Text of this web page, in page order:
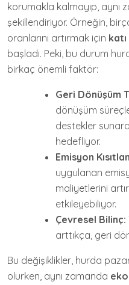
korumakla kalmayıp, aynı
şekillendiriyor. Örneğin,
oranlarını artırmak için
başladı. Peki, bu durum
birkaç önemli faktör:
Geri Dönüşüm
dönüşüm
destekler
hedefliyor.
Emisyon
uygulanan
maliyetlerini
etkileyebiliyor.
Çevresel Bilinç:
arttıkça, geri
Bu değişiklikler, hurda
olurken, aynı zamanda